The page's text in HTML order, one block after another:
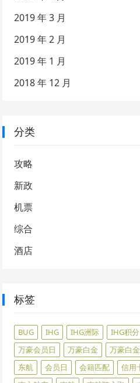
2019 年 3 月
2019 年 2 月
2019 年 1 月
2018 年 12 月
分类
攻略
新政
机票
综合
酒店
标签
BUG IHG IHG洲际 IHG积分
万豪会员日
万豪白金 万豪白
东航
会员日 会籍匹配 信用